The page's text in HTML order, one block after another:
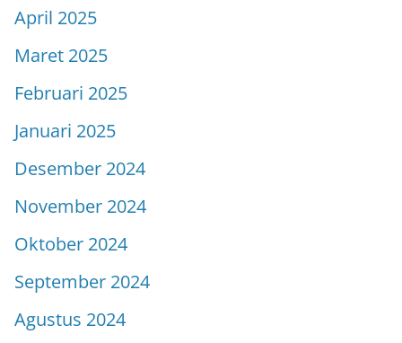
April 2025
Maret 2025
Februari 2025
Januari 2025
Desember 2024
November 2024
Oktober 2024
September 2024
Agustus 2024